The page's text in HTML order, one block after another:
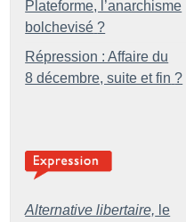
Plateforme, l’anarchisme
bolchevisé ?
Répression : Affaire du
8 décembre, suite et fin ?
Alternative libertaire, le